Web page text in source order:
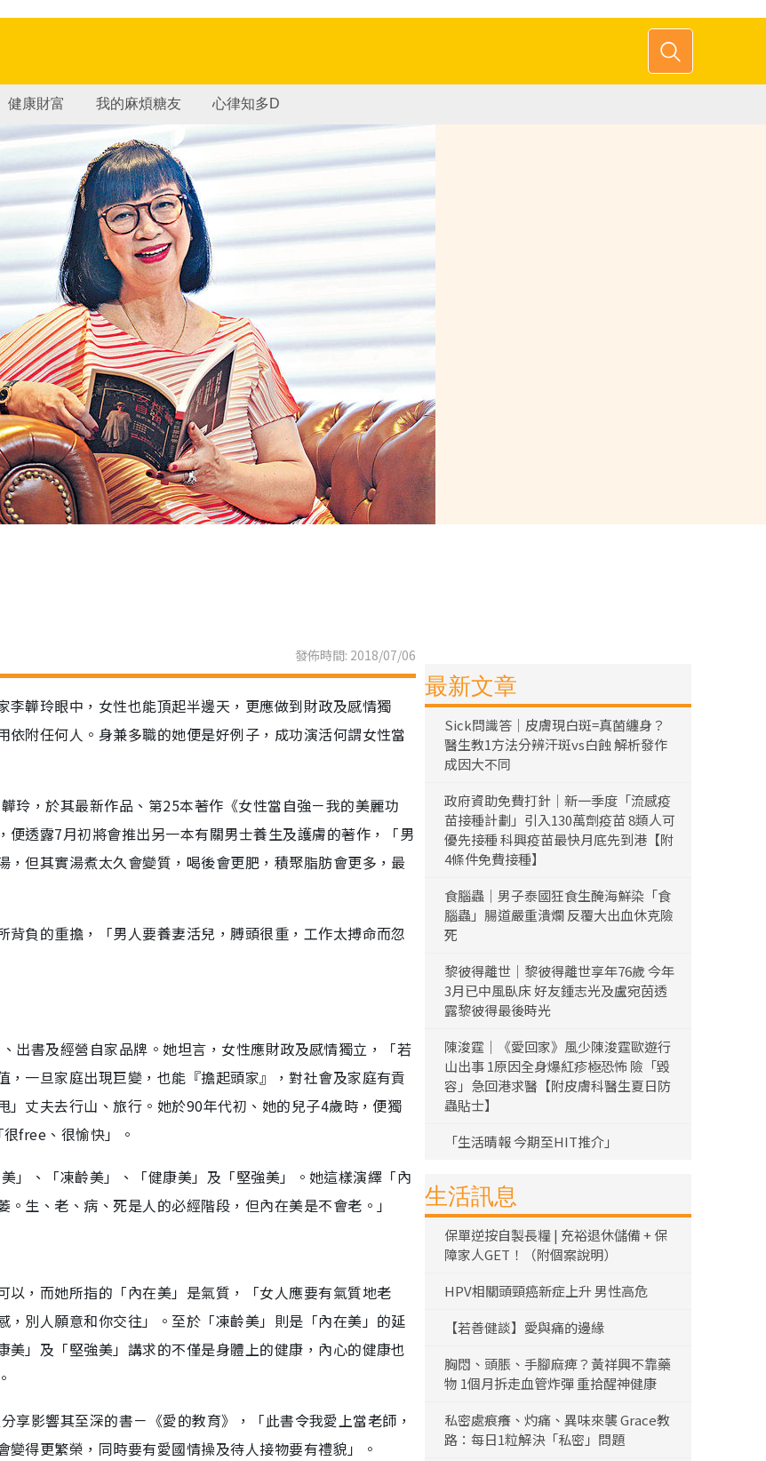
健康財富 我的麻煩糖友 心律知多D
發佈時間: 2018/07/06
韡玲眼中，女性也能頂起半邊天，更應做到財政及感情獨
附任何人。身兼多職的她便是好例子，成功演活何謂女性當
玲，於其最新作品、第25本著作《女性當自強－我的美麗功
透露7月初將會推出另一本有關男士養生及護膚的著作，「男
但其實湯煮太久會變質，喝後會更肥，積聚脂肪會更多，最
負的重擔，「男人要養妻活兒，膊頭很重，工作太搏命而忽
出書及經營自家品牌。她坦言，女性應財政及感情獨立，「若
一旦家庭出現巨變，也能『擔起頭家』，對社會及家庭有貢
丈夫去行山、旅行。她於90年代初、她的兒子4歲時，便獨
free、很愉快」。
」、「凍齡美」、「健康美」及「堅強美」。她這樣演繹「內
生、老、病、死是人的必經階段，但內在美是不會老。」
，而她所指的「內在美」是氣質，「女人應要有氣質地老
別人願意和你交往」。至於「凍齡美」則是「內在美」的延
」及「堅強美」講求的不僅是身體上的健康，內心的健康也
影響其至深的書－《愛的教育》，「此書令我愛上當老師，
得更繁榮，同時要有愛國情操及待人接物要有禮貌」。
最新文章
Sick問識答｜皮膚現白斑=真菌纏身？
醫生教1方法分辨汗斑vs白蝕 解析發作
成因大不同
政府資助免費打針｜新一季度「流感疫
苗接種計劃」引入130萬劑疫苗 8類人可
優先接種 科興疫苗最快月底先到港【附
4條件免費接種】
食腦蟲｜男子泰國狂食生醃海鮮染「食
腦蟲」腸道嚴重潰爛 反覆大出血休克險
死
黎彼得離世｜黎彼得離世享年76歲 今年
3月已中風臥床 好友鍾志光及盧宛茵透
露黎彼得最後時光
陳浚霆｜《愛回家》風少陳浚霆歐遊行
山出事 1原因全身爆紅疹極恐怖 險「毀
容」急回港求醫【附皮膚科醫生夏日防
蟲貼士】
「生活晴報 今期至HIT推介」
生活訊息
保單逆按自製長糧 | 充裕退休儲備 + 保
障家人GET！（附個案說明）
HPV相關頭頸癌新症上升 男性高危
【若善健談】愛與痛的邊緣
胸悶、頭脹、手腳麻痺？黃祥興不靠藥
物 1個月拆走血管炸彈 重拾醒神健康
私密處痕癢、灼痛、異味來襲 Grace教
路：每日1粒解決「私密」問題